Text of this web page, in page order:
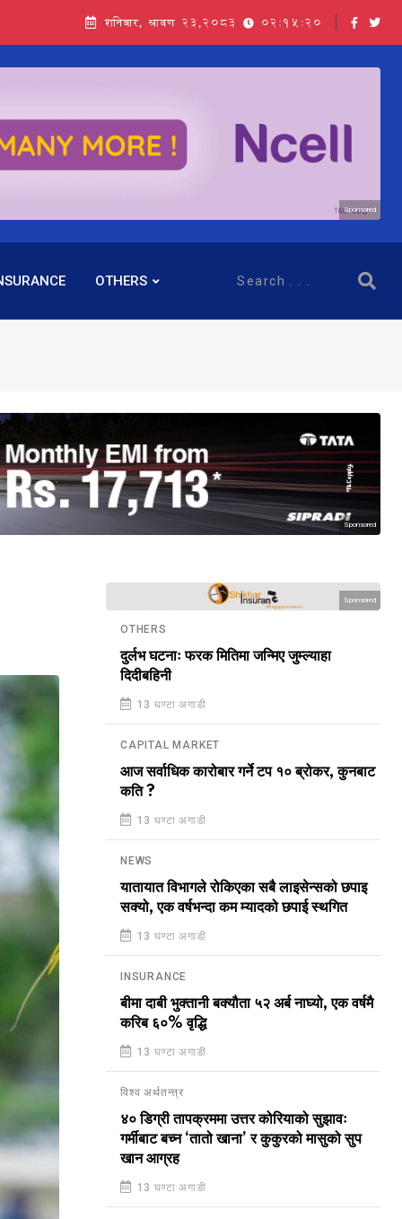
शनिबार, श्रावण २३,२०८३ 02:15:22
Sponsored
OTHERS
Sponsored
Sponsored
OTHERS
दुर्लभ घटनाः फरक मितिमा जन्मिए जुम्ल्याहा
दिदीबहिनी
13 घण्टा अगाडी
CAPITAL MARKET
आज सर्वाधिक कारोबार गर्ने टप १० ब्रोकर, कुनबाट
कति ?
13 घण्टा अगाडी
NEWS
यातायात विभागले रोकिएका सबै लाइसेन्सको छपाइ
सक्यो, एक वर्षभन्दा कम म्यादको छपाई स्थगित
13 घण्टा अगाडी
INSURANCE
बीमा दाबी भुक्तानी बक्यौता ५२ अर्ब नाघ्यो, एक वर्षमै
करिब ६०% वृद्धि
13 घण्टा अगाडी
विश्व अर्थतन्त्र
४० डिग्री तापक्रममा उत्तर कोरियाको सुझावः
गर्मीबाट बच्न ‘तातो खाना’ र कुकुरको मासुको सुप
खान आग्रह
13 घण्टा अगाडी